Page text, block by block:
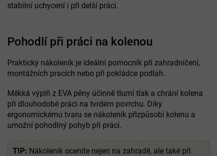
stabilní uchycení i při delší práci.
Pohodlí při práci na kolenou
Praktický nákoleník je ideální pomocník při zahradničení,
montážních pracích nebo při pokládce podlah.
Měkká výplň z EVA pěny účinně tlumí tlak a chrání kolena
při dlouhodobé práci na tvrdém povrchu. Díky
ergonomickému tvaru se nákoleník přizpůsobí kolenu a
umožní pohodlný pohyb při práci.
TIP: Nákoleník oceníte nejen na zahradě, ale také při